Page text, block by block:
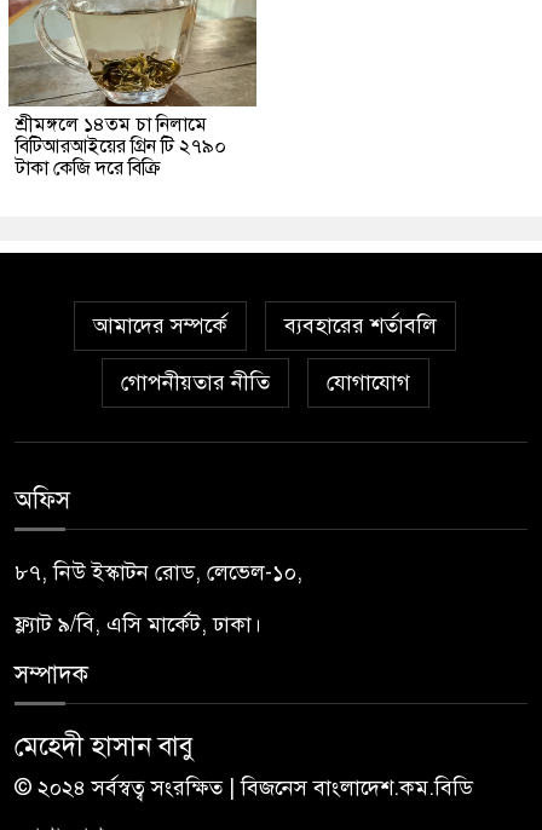
শ্রীমঙ্গলে ১৪তম চা নিলামে
বিটিআরআইয়ের গ্রিন টি ২৭৯০
টাকা কেজি দরে বিক্রি
আমাদের সম্পর্কে ব্যবহারের শর্তাবলি
গোপনীয়তার নীতি যোগাযোগ
অফিস
৮৭, নিউ ইস্কাটন রোড, লেভেল-১০,
ফ্ল্যাট ৯/বি, এসি মার্কেট, ঢাকা।
সম্পাদক
মেহেদী হাসান বাবু
© ২০২৪ সর্বস্বত্ব সংরক্ষিত | বিজনেস বাংলাদেশ.কম.বিডি